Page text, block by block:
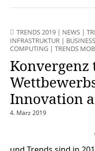
TRENDS 2019 | NEWS |
INFRASTRUKTUR | BUSINESS
COMPUTING | TRENDS
Innovation
4. März 2019